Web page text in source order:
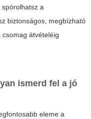
a
biztonságos, megbízható
átvételéig
ismerd fel a jó
eleme a